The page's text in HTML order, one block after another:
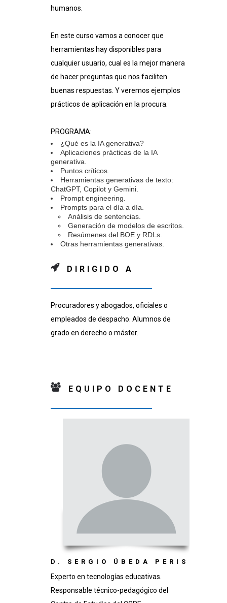
humanos.
En este curso vamos a conocer que
herramientas hay disponibles para
cualquier usuario, cual es la mejor manera
de hacer preguntas que nos faciliten
buenas respuestas. Y veremos ejemplos
prácticos de aplicación en la procura.
PROGRAMA:
¿Qué es la IA generativa?
Aplicaciones prácticas de la IA
generativa.
Puntos críticos.
Herramientas generativas de texto:
ChatGPT, Copilot y Gemini.
Prompt engineering.
Prompts para el día a día.
Análisis de sentencias.
Generación de modelos de escritos.
Resúmenes del BOE y RDLs.
Otras herramientas generativas.
DIRIGIDO A
Procuradores y abogados, oficiales o
empleados de despacho. Alumnos de
grado en derecho o máster.
EQUIPO DOCENTE
D. SERGIO ÚBEDA PERIS
Experto en tecnologías educativas.
Responsable técnico-pedagógico del